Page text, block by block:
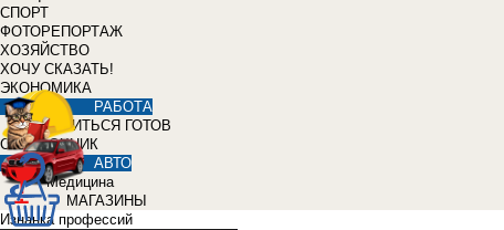
СПОРТ
ФОТОРЕПОРТАЖ
ХОЗЯЙСТВО
ХОЧУ СКАЗАТЬ!
ЭКОНОМИКА
РАБОТА
УЧИТЬСЯ ГОТОВ
СПРАВОЧНИК
АВТО
Медицина
МАГАЗИНЫ
Изнанка профессий